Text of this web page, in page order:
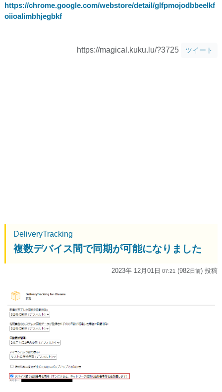
https://chrome.google.com/webstore/detail/glfpmojodbbeelkf
oiioalimbhjegbkf
https://magical.kuku.lu/?3725 ツイート
DeliveryTracking
複数デバイス間で同期が可能になりました
2023年 12月01日 07:21 (982日前) 投稿